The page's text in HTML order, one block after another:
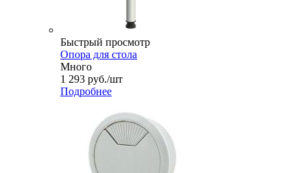
Быстрый просмотр
Опора для стола
Много
1 293 руб./шт
Подробнее